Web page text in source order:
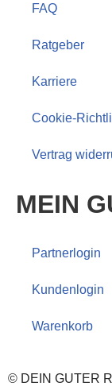
FAQ
Ratgeber
Karriere
Cookie-
Vertrag
MEIN
Partnerlogin
Kundenlogin
Warenkorb
© DEIN GUTER